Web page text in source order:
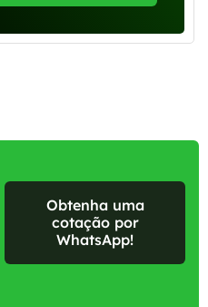
Obtenha uma
cotação por
WhatsApp!